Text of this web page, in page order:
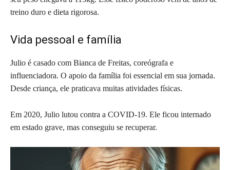
treino duro e dieta rigorosa.
Vida pessoal e família
Julio é casado com Bianca de Freitas, coreógrafa e
influenciadora. O apoio da família foi essencial em sua jornada.
Desde criança, ele praticava muitas atividades físicas.
Em 2020, Julio lutou contra a COVID-19. Ele ficou internado
em estado grave, mas conseguiu se recuperar.